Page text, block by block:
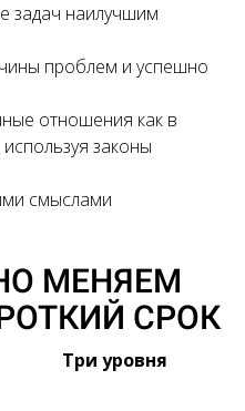
задач наилучшим
проблем и успешно
отношения как в
законы
смыслами
МЕНЯЕМ
СРОК